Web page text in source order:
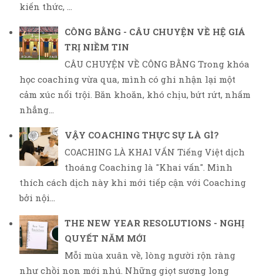
kiến thức, ...
CÔNG BẰNG - CÂU CHUYỆN VỀ HỆ GIÁ
TRỊ NIỀM TIN
CÂU CHUYỆN VỀ CÔNG BẰNG Trong khóa
học coaching vừa qua, mình có ghi nhận lại một
cảm xúc nổi trội. Băn khoăn, khó chịu, bứt rứt, nhấm
nhẳng...
VẬY COACHING THỰC SỰ LÀ GÌ?
COACHING LÀ KHAI VẤN Tiếng Việt dịch
thoáng Coaching là "Khai vấn". Mình
thích cách dịch này khi mới tiếp cận với Coaching
bởi nội...
THE NEW YEAR RESOLUTIONS - NGHỊ
QUYẾT NĂM MỚI
Mỗi mùa xuân về, lòng người rộn ràng
như chồi non mới nhú. Những giọt sương long